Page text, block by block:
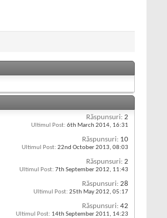
Răspunsuri: 2
Ultimul Post: 6th March 2014, 16:31
Răspunsuri: 10
Ultimul Post: 22nd October 2013, 08:03
Răspunsuri: 2
Ultimul Post: 7th September 2012, 11:43
Răspunsuri: 28
Ultimul Post: 25th May 2012, 05:17
Răspunsuri: 42
Ultimul Post: 14th September 2011, 14:23